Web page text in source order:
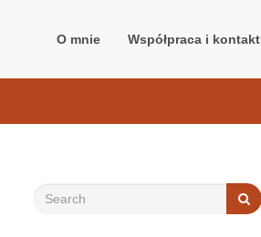
O mnie Współpraca i kontakt